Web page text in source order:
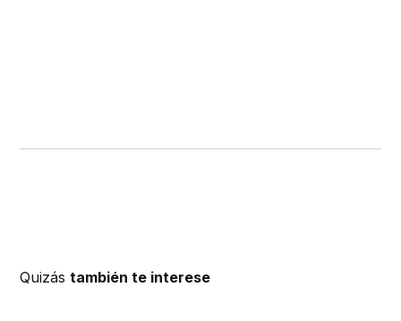
Quizástambién te interese